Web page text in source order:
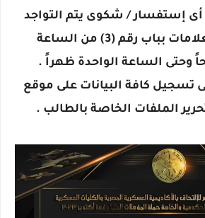
أى إستفسار / شكوى يتم التواجد
بمكتب الإستعلامات بباب رقم (3) من الساعة
وحتى الساعة الواحدة ظهراً .
تسجيل كافة البيانات على موقع
الملفات الخاصة بالطالب .